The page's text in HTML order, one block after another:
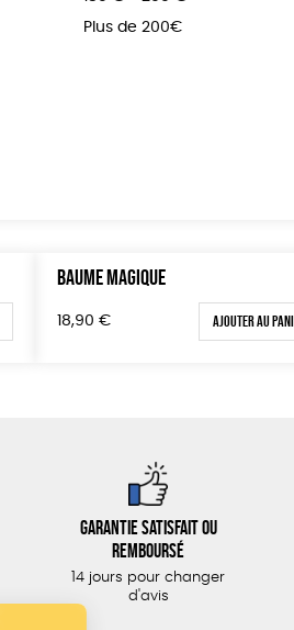
Plus de 200€
BAUME MAGIQUE
18,90 € Ajouter au
Garantie satisfait ou
remboursé
14 jours pour changer
d'avis